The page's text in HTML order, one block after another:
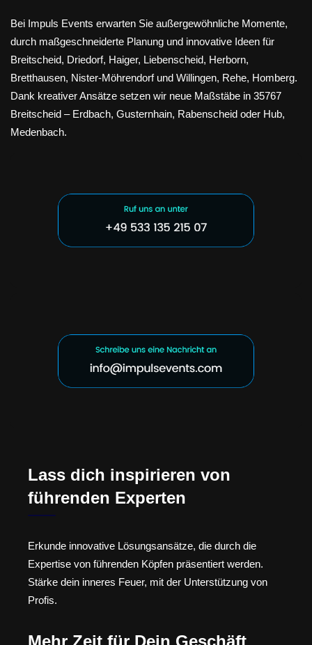
Bei Impuls Events erwarten Sie außergewöhnliche Momente,
durch maßgeschneiderte Planung und innovative Ideen für
Breitscheid, Driedorf, Haiger, Liebenscheid, Herborn,
Bretthausen, Nister-Möhrendorf und Willingen, Rehe, Homberg.
Dank kreativer Ansätze setzen wir neue Maßstäbe in 35767
Breitscheid – Erdbach, Gusternhain, Rabenscheid oder Hub,
Medenbach.
Lass dich inspirieren von
führenden Experten
Erkunde innovative Lösungsansätze, die durch die
Expertise von führenden Köpfen präsentiert werden.
Stärke dein inneres Feuer, mit der Unterstützung von
Profis.
Mehr Zeit für Dein Geschäft